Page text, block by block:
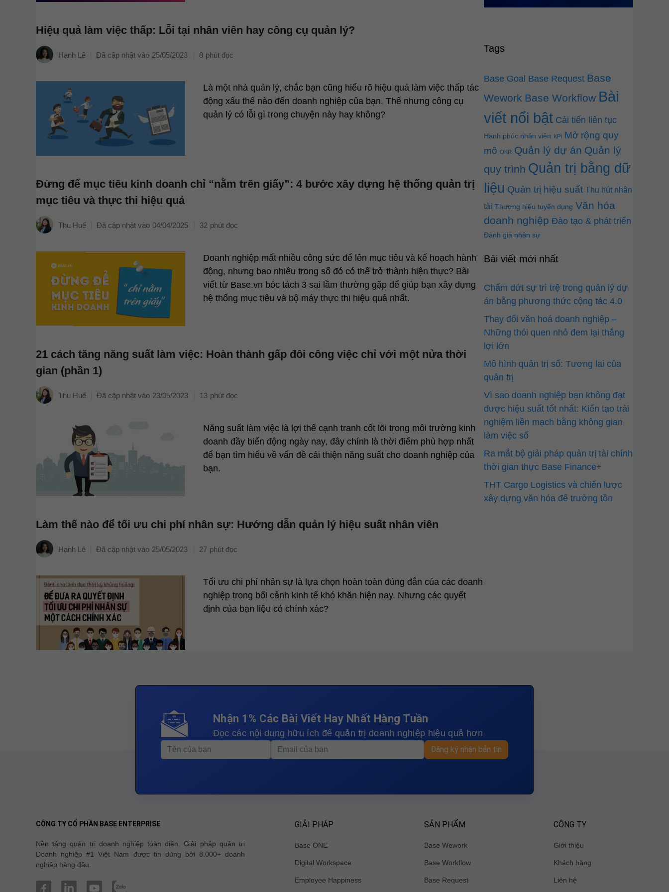
Hiệu quả làm việc thấp: Lỗi tại nhân viên hay công cụ quản lý?
Hạnh Lê 25/05/2023 8
Là một nhà quản lý, chắc bạn cũng hiểu rõ hiệu quả làm việc thấp tác
động xấu thế nào đến doanh nghiệp của bạn. Thế nhưng công cụ
quản lý có lỗi gì trong chuyện này hay không?
Đừng để mục tiêu kinh doanh chỉ “nằm trên giấy”: 4 bước xây dựng hệ thống quản trị
mục tiêu và thực thi hiệu quả
Thu Huế 04/04/2025 32
Doanh nghiệp mất nhiều công sức để lên mục tiêu và kế hoạch hành
động, nhưng bao nhiêu trong số đó có thể trở thành hiện thực? Bài
viết từ Base.vn bóc tách 3 sai lầm thường gặp để giúp bạn xây dựng
hệ thống mục tiêu và bộ máy thực thi hiệu quả nhất.
21 cách tăng năng suất làm việc: Hoàn thành gấp đôi công việc chỉ với một nửa thời
gian (phần 1)
Thu Huế 23/05/2023 13
Năng suất làm việc là lợi thế cạnh tranh cốt lõi trong môi trường kinh
doanh đầy biến động ngày nay, đây chính là thời điểm phù hợp nhất
để bạn tìm hiểu về vấn đề cải thiện năng suất cho doanh nghiệp của
bạn.
Làm thế nào để tối ưu chi phí nhân sự: Hướng dẫn quản lý hiệu suất nhân viên
Hạnh Lê 25/05/2023 27
Tối ưu chi phí nhân sự là lựa chọn hoàn toàn đúng đắn của các doanh
nghiệp trong bối cảnh kinh tế khó khăn hiện nay. Nhưng các quyết
định của bạn liệu có chính xác?
Tags
Base Goal Base Request Base
Wework Base Workflow Bài
viết nổi bật Cải tiến liên tục
Hạnh phúc nhân viên KPI Mở rộng quy
mô OKR Quản lý dự án Quản lý
quy trình Quản trị bằng dữ
liệu Quản trị hiệu suất Thu hút nhân
tài Thương hiệu tuyển dụng Văn hóa
doanh nghiệp Đào tạo & phát triển
Đánh giá nhân sự
Bài viết mới nhất
Chấm dứt sự trì trệ trong quản lý dự
án bằng phương thức cộng tác 4.0
Thay đổi văn hoá doanh nghiệp –
Những thói quen nhỏ đem lại thắng
lợi lớn
Mô hình quản trị số: Tương lai của
quản trị
Vì sao doanh nghiệp bạn không đạt
được hiệu suất tốt nhất: Kiến tạo trải
nghiệm liền mạch bằng không gian
làm việc số
Ra mắt bộ giải pháp quản trị tài chính
thời gian thực Base Finance+
THT Cargo Logistics và chiến lược
xây dựng văn hóa để trường tồn
Nhận 1% Các Bài Viết Hay Nhất Hàng Tuần
Đọc các nội dung hữu ích để quản trị doanh nghiệp hiệu quả hơn
Đăng ký nhận bản tin
CÔNG TY CỔ PHẦN BASE ENTERPRISE
Nền tảng quản trị doanh nghiệp toàn diện. Giải pháp quản trị
Doanh nghiệp #1 Việt Nam được tin dùng bởi 8.000+ doanh
nghiệp hàng đầu.
GIẢI PHÁP
Base ONE
Digital Workspace
Employee Happiness
SẢN PHẨM
Base Wework
Base Workflow
Base Request
CÔNG TY
Giới thiệu
Khách hàng
Liên hệ